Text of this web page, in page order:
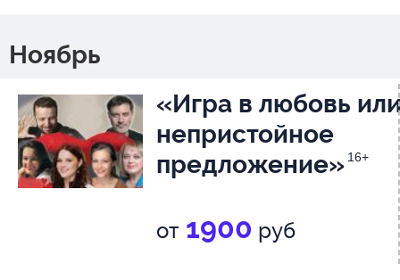
Ноябрь
«Игра в любовь
непристойное
предложение» 16+
от 1900 руб